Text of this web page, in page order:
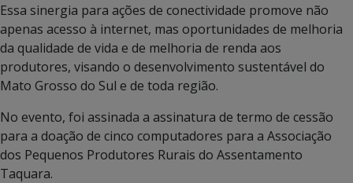
Essa sinergia para ações de conectividade promove não
apenas acesso à internet, mas oportunidades de melhoria
da qualidade de vida e de melhoria de renda aos
produtores, visando o desenvolvimento sustentável do
Mato Grosso do Sul e de toda região.
No evento, foi assinada a assinatura de termo de cessão
para a doação de cinco computadores para a Associação
dos Pequenos Produtores Rurais do Assentamento
Taquara.